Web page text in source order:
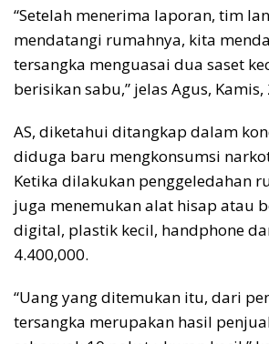
“Setelah menerima laporan, tim
mendatangi rumahnya, kita
tersangka menguasai dua saset
berisikan sabu,” jelas Agus,
AS, diketahui ditangkap dalam
diduga baru mengkonsumsi
Ketika dilakukan penggeledahan
juga menemukan alat hisap atau
digital, plastik kecil, handphone
4.400,000.
“Uang yang ditemukan itu, dari
tersangka merupakan hasil